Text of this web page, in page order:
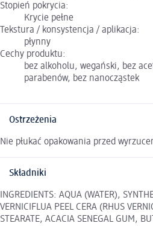
Stopień pokrycia:
Krycie pełne
Tekstura / konsystencja / aplikacja:
płynny
Cechy produktu:
bez alkoholu, wegański, bez
parabenów, bez nanocząstek
Ostrzeżenia
Nie płukać opakowania przed
Składniki
INGREDIENTS: AQUA (WATER),
VERNICIFLUA PEEL CERA (RHUS
STEARATE, ACACIA SENEGAL GUM,